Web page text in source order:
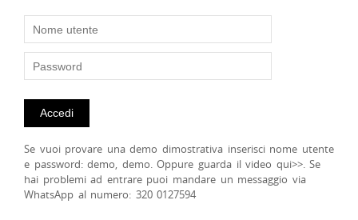
Se vuoi provare una demo dimostrativa inserisci nome utente
e password: demo, demo. Oppure guarda il video qui>>. Se
hai problemi ad entrare puoi mandare un messaggio via
WhatsApp al numero: 320 0127594